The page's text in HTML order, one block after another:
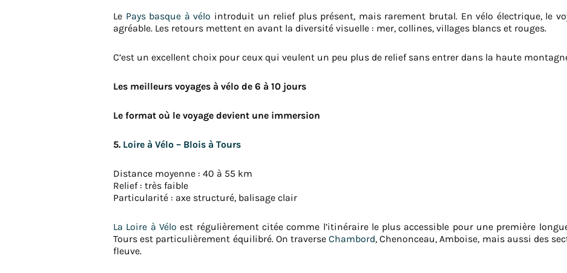
Le Pays basque à vélo introduit un relief plus présent, mais rarement brutal. En vélo électrique, le
agréable. Les retours mettent en avant la diversité visuelle : mer, collines, villages blancs et rouges.
C’est un excellent choix pour ceux qui veulent un peu plus de relief sans entrer dans la haute
Les meilleurs voyages à vélo de 6 à 10 jours
Le format où le voyage devient une immersion
5. Loire à Vélo – Blois à Tours
Distance moyenne : 40 à 55 km
Relief : très faible
Particularité : axe structuré, balisage clair
La Loire à Vélo est régulièrement citée comme l’itinéraire le plus accessible pour une première
Tours est particulièrement équilibré. On traverseChambord, Chenonceau, Amboise, mais aussi des
fleuve.